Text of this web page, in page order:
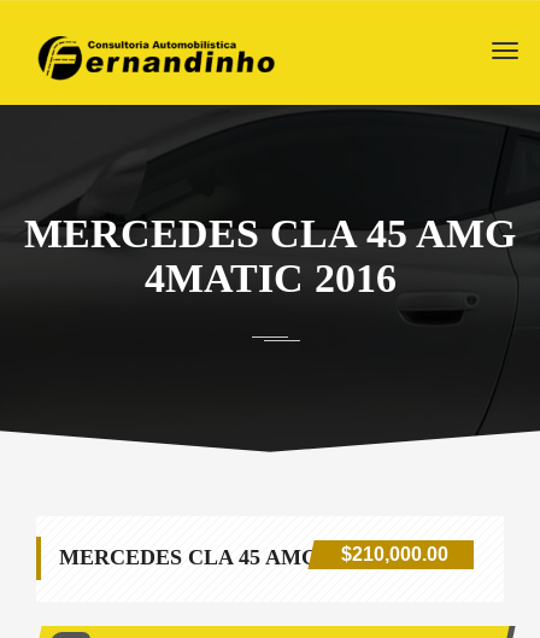
MERCEDES CLA 45 AMG
4MATIC 2016
MERCEDES CLA 45 AMG 4MATIC 2016
$210,000.00